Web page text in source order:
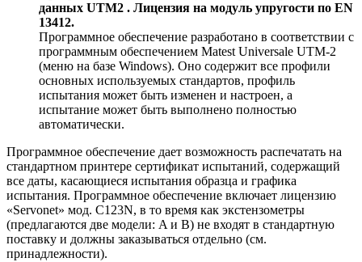
данных UTM2 . Лицензия на модуль упругости по EN
13412.
Программное обеспечение разработано в соответствии с
программным обеспечением Matest Universale UTM-2
(меню на базе Windows). Оно содержит все профили
основных используемых стандартов, профиль
испытания может быть изменен и настроен, а
испытание может быть выполнено полностью
автоматически.
Программное обеспечение дает возможность распечатать на
стандартном принтере сертификат испытаний, содержащий
все даты, касающиеся испытания образца и графика
испытания. Программное обеспечение включает лицензию
«Servonet» мод. C123N, в то время как экстензометры
(предлагаются две модели: A и B) не входят в стандартную
поставку и должны заказываться отдельно (см.
принадлежности).